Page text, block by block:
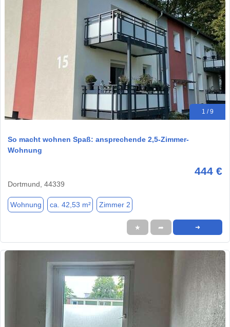
1 / 9
So macht wohnen Spaß: ansprechende 2,5-Zimmer-
Wohnung
444 €
Dortmund, 44339
Wohnung ca. 42,53 m² Zimmer 2
★ ➦ ➜